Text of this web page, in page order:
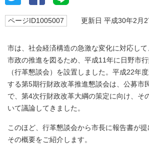
ページID1005007 更新日 平成30年2月
市は、社会経済構造の急激な変化に対応し
市政の推進を図るため、平成11年に日野市
（行革懇談会）を設置しました。平成22年
する第5期行財政改革推進懇談会は、公募市
で、第4次行財政改革大綱の策定に向け、そ
いて議論してきました。
このほど、行革懇談会から市長に報告書が提
その概要をご紹介します。